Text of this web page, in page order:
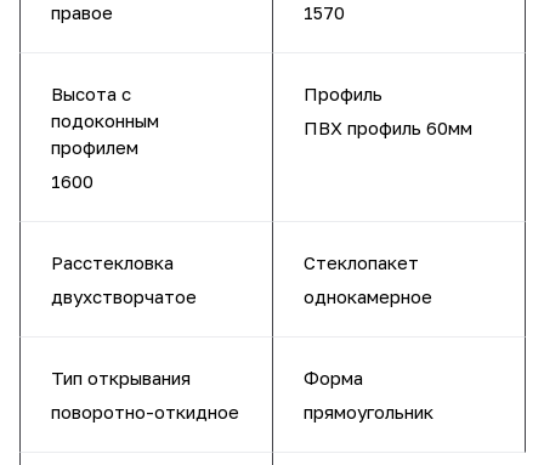
правое
1570
Высота с
подоконным
профилем
1600
Профиль
ПВХ профиль 60мм
Расстекловка
двухстворчатое
Стеклопакет
однокамерное
Тип открывания
поворотно-откидное
Форма
прямоугольник